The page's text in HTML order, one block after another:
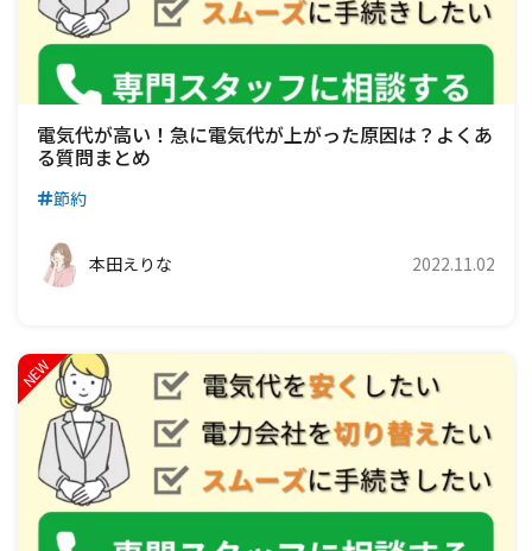
電気代が高い！急に電気代が上がった原因は？よくあ
る質問まとめ
節約
本田えりな 2022.11.02